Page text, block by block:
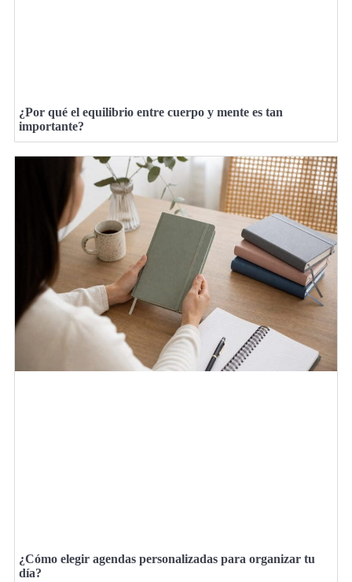
¿Por qué el equilibrio entre cuerpo y mente es tan
importante?
¿Cómo elegir agendas personalizadas para organizar tu
día?